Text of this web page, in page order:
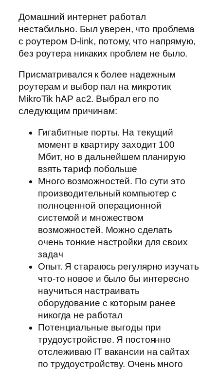
Домашний интернет работал
нестабильно. Был уверен, что проблема
с роутером D-link, потому, что напрямую,
без роутера никаких проблем не было.
Присматривался к более надежным
роутерам и выбор пал на микротик
MikroTik hAP ac2. Выбрал его по
следующим причинам:
Гигабитные порты. На текущий
момент в квартиру заходит 100
Мбит, но в дальнейшем планирую
взять тариф побольше
Много возможностей. По сути это
производительный компьютер с
полноценной операционной
системой и множеством
возможностей. Можно сделать
очень тонкие настройки для своих
задач
Опыт. Я стараюсь регулярно изучать
что-то новое и было бы интересно
научиться настраивать
оборудование с которым ранее
никогда не работал
Потенциальные выгоды при
трудоустройстве. Я постоянно
отслеживаю IT вакансии на сайтах
по трудоустройству. Очень много